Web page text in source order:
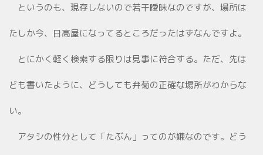
というのも、現存しないので若干曖昧なのですが、場所は
たしか今、日高屋になってるところだったはずなんですよ。
とにかく軽く検索する限りは見事に符合する。ただ、先ほ
ども書いたように、どうしても弁菊の正確な場所がわからな
い。
アタシの性分として「たぶん」ってのが嫌なのです。どう